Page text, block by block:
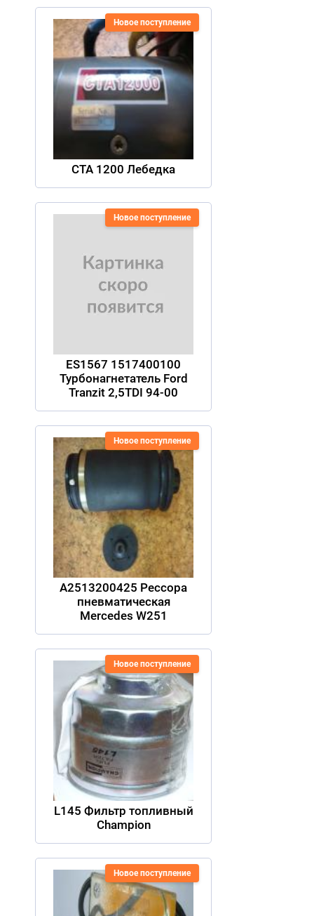
Новое поступление
CTA 1200 Лебедка
Новое поступление
ES1567 1517400100
Турбонагнетатель Ford
Tranzit 2,5TDI 94-00
Новое поступление
A2513200425 Рессора
пневматическая
Mercedes W251
Новое поступление
L145 Фильтр топливный
Champion
Новое поступление